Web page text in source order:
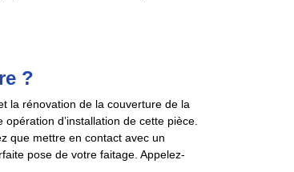
?
la rénovation de la couverture de la
d’installation de cette pièce.
que mettre en contact avec un
pose de votre faitage. Appelez-